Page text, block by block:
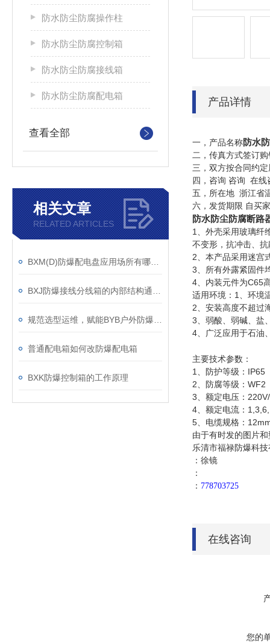
防水防尘防腐操作柱
防水防尘防腐控制箱
防水防尘防腐接线箱
防水防尘防腐配电箱
查看全部
相关文章
RELATED ARTICLES
普通配电箱如何改防爆配电箱
BXK防爆控制箱的工作原理
产品详情
一，产品名称防水
二，传真方式签订
三，双方按合同约
四，咨询 咨询 在线
五，所在地 浙江省
六，发货期限 自买
防水防尘防腐断路
1、外壳采用玻璃纤
不变形，抗冲击、
2、本产品采用迷宫
3、所有外露紧固件
4、内装元件为C65
适用环境：1、环
2、安装高度不超过
3、弱酸、弱碱、盐
4、广泛应用于石油
主要技术参数：
1、防护等级：IP65
2、防腐等级：WF2
3、额定电压：
4、额定电流：
5、电缆规格：
由于有时发的图片
乐清市福禄防爆科
：徐镜
：
： 778703725
在线咨询
您的